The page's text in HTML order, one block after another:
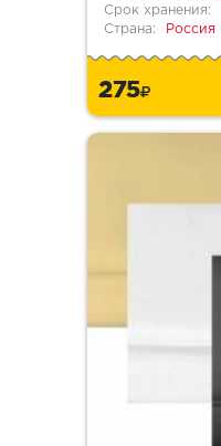
Срок хранения:
Страна:
Россия
275